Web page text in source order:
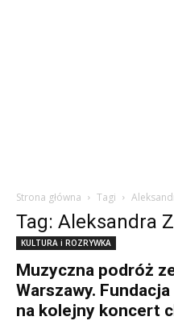
Strona główna Tagi
Tag: Aleksandra
KULTURA i ROZRYWKA
Muzyczna podróż
Warszawy.
na kolejny koncert